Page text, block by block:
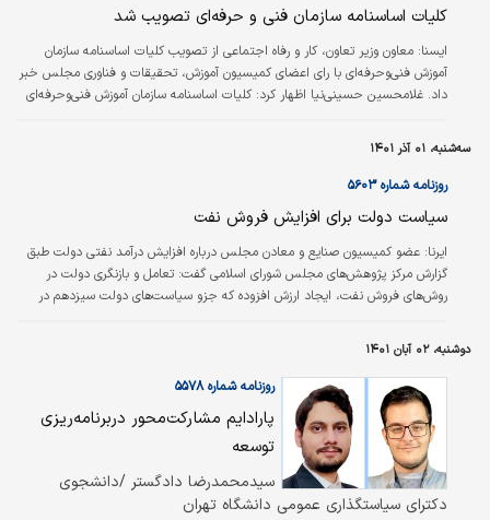
در این تبصره را شدت بخشیده است.
کلیات اساسنامه سازمان فنی و حرفه‌ای تصویب شد
ایسنا: معاون وزیر تعاون، کار و رفاه اجتماعی از تصویب کلیات اساسنامه سازمان
آموزش فنی‌و‌حرفه‌ای با رای اعضای کمیسیون آموزش، تحقیقات و فناوری مجلس خبر
داد. غلامحسین حسینی‌نیا اظهار کرد: کلیات اساسنامه سازمان آموزش فنی‌و‌حرفه‌ای
شورای اسلامی شده بود با اتفاق آرا در کمیسیون آموزش، تحقیقات و فناوری به
تصویب رسید. او افزود: طرح اساسنامه سازمان آموزش فنی‌و‌حرفه‌ای کشور، یکی از
دستورات جلسه بود که پس از تصویب کلیات آن مقرر شد مفاد و جزئیات…
سه‌شنبه، ۰۱ آذر ۱۴۰۱
روزنامه شماره ۵۶۰۳
سیاست دولت برای افزایش فروش نفت
ایرنا: عضو کمیسیون صنایع و معادن مجلس درباره افزایش درآمد نفتی دولت طبق
گزارش مرکز پژوهش‌های مجلس شورای اسلامی گفت: تعامل و بازنگری دولت در
روش‌های فروش نفت، ایجاد ارزش افزوده که جزو سیاست‌های دولت سیزدهم در
فروش نفت داشته است.
دوشنبه، ۰۲ آبان ۱۴۰۱
روزنامه شماره ۵۵۷۸
پارادایم مشارکت‌محور دربرنامه‌ریزی
توسعه
سیدمحمدرضا دادگستر /دانشجوی
دکترای سیاستگذاری عمومی دانشگاه تهران